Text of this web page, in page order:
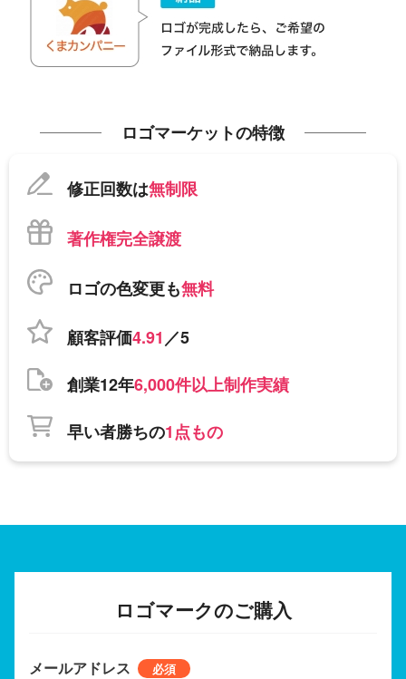
ロゴマーケットの特徴
修正回数は無制限
著作権完全譲渡
ロゴの色変更も無料
顧客評価4.91／5
創業12年6,000件以上制作実績
早い者勝ちの1点もの
ロゴマークのご購入
メールアドレス